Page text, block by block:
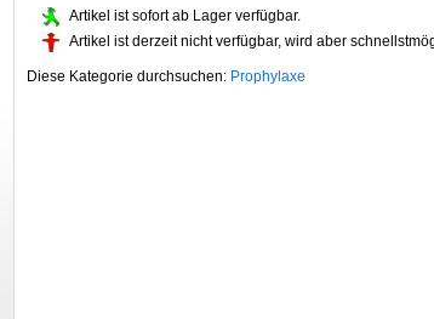
Artikel ist sofort ab Lager verfügbar.
Artikel ist derzeit nicht verfügbar, wird aber
Diese Kategorie durchsuchen: Prophylaxe